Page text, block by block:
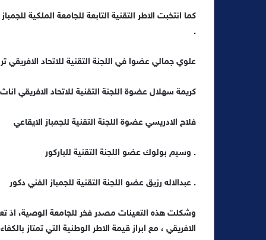
و
ا
كما انتخبت الاطر التقنية التابعة للجامعة الملكية
.
علوي جمالي عضوا في اللجنة التقنية للاتحاد الافريقي
كريمة سهلال عضوة اللجنة التقنية للاتحاد الافريقي اناث
فلاح الادريسي عضوة اللجنة التقنية للجمباز الايقاعي
. وسيم بولوك عضو اللجنة التقنية للباركور
. عبدالاله رزيق عضو اللجنة التقنية للجمباز الفني دكور
وشكلت هذه التعينات مصدر فخر للجامعة الوصية، اذ
الافريقي ، مع ابراز قيمة الاطر الوطنية التي تمتاز